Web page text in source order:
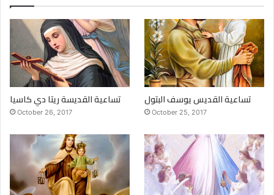
تساعية القديسة ريتا دي كاسيا
October 26, 2017
تساعية القديس يوسف البتول
October 25, 2017